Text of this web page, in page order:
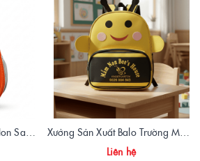
May Balo Trường Mầm Non Sao Việt – Chất Lượng, Giá Xưởng, Giao Hàng Toàn Quốc
Xưởng Sản Xuất Balo Trường Mẫu Giáo Ngôi Nhà Ong Chất Lượng | Vietbags
Liên hệ